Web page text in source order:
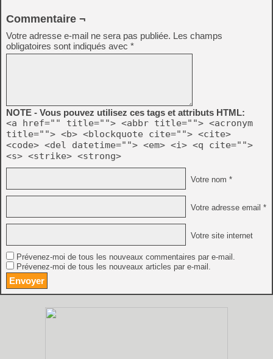
Commentaire ¬
Votre adresse e-mail ne sera pas publiée. Les champs
obligatoires sont indiqués avec *
NOTE - Vous pouvez utilisez ces tags et attributs HTML:
<a href="" title=""> <abbr title=""> <acronym
title=""> <b> <blockquote cite=""> <cite>
<code> <del datetime=""> <em> <i> <q cite="">
<s> <strike> <strong>
Votre nom *
Votre adresse email *
Votre site internet
Prévenez-moi de tous les nouveaux commentaires par e-mail.
Prévenez-moi de tous les nouveaux articles par e-mail.